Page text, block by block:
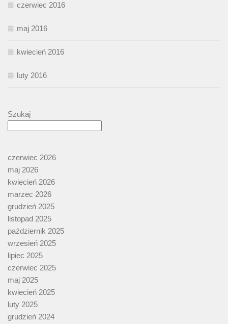
czerwiec 2016
maj 2016
kwiecień 2016
luty 2016
Szukaj
czerwiec 2026
maj 2026
kwiecień 2026
marzec 2026
grudzień 2025
listopad 2025
październik 2025
wrzesień 2025
lipiec 2025
czerwiec 2025
maj 2025
kwiecień 2025
luty 2025
grudzień 2024